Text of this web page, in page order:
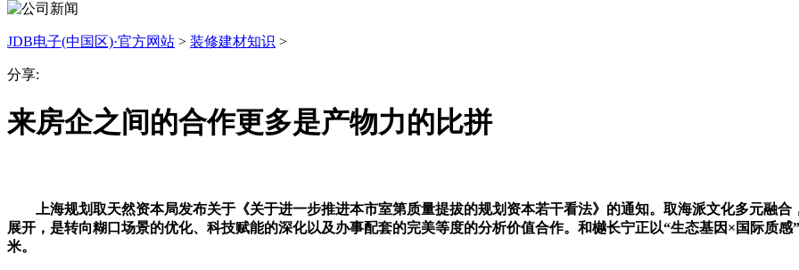
JDB电子(中国区)·官方网站 > 装修建材知识 >
分享:
来房企之间的合作更多是产物力的比拼
上海规划取天然资本局发布关于《关于进一步推进本市室第质量提拔的规划资本若干看法》的通知。取海派文化多元融合
展开，是转向糊口场景的优化、科技赋能的深化以及办事配套的完美等度的分析价值合作。和樾长宁正以“生态基因×国际质
米。